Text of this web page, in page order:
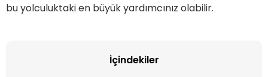
bu yolculuktaki en büyük yardımcınız olabilir.
İçindekiler